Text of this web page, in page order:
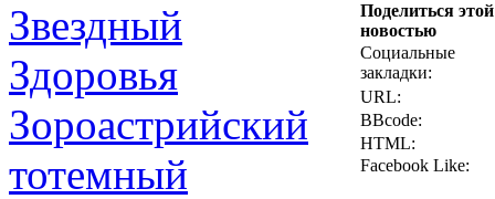
Звездный
Здоровья
Зороастрийский
тотемный
Поделиться этой
новостью
Социальные
закладки:
URL:
BBcode:
HTML:
Facebook Like: